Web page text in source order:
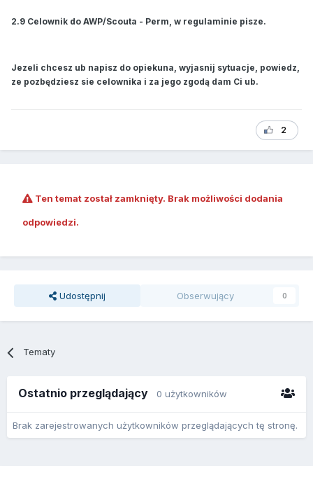
2.9 Celownik do AWP/Scouta - Perm, w regulaminie pisze.
Jezeli chcesz ub napisz do opiekuna, wyjasnij sytuacje, powiedz,
ze pozbędziesz sie celownika i za jego zgodą dam Ci ub.
2
Ten temat został zamknięty. Brak możliwości dodania
odpowiedzi.
Udostępnij Obserwujący 0
Tematy
Ostatnio przeglądający 0 użytkowników
Brak zarejestrowanych użytkowników przeglądających tę stronę.